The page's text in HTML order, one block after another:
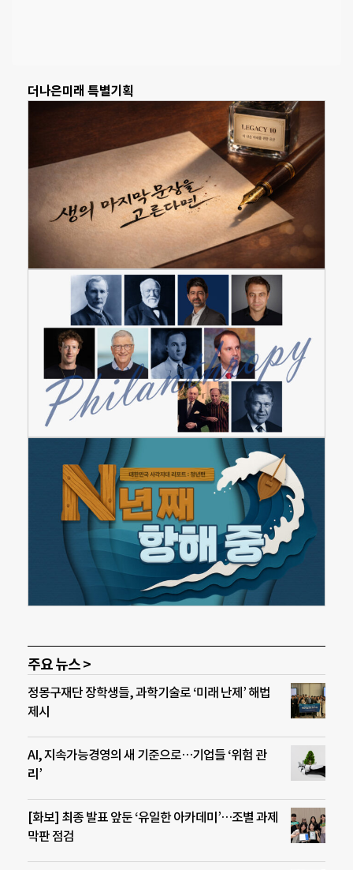
더나은미래 특별기획
주요 뉴스 >
정몽구재단 장학생들, 과학기술로 ‘미래 난제’ 해법
제시
AI, 지속가능경영의 새 기준으로…기업들 ‘위험 관
리’
[화보] 최종 발표 앞둔 ‘유일한 아카데미’…조별 과제
막판 점검